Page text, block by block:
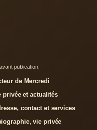
publication.
de Mercredi
privée et actualités
contact et services
vie privée